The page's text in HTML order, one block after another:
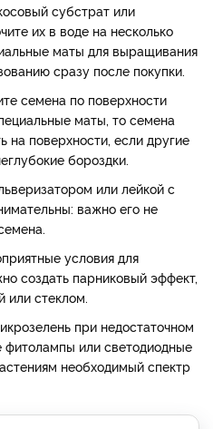
субстрат или
их в воде на несколько
маты для выращивания
сразу после покупки.
семена по поверхности
маты, то семена
на поверхности, если другие
бороздки.
или лейкой с
важно его не
условия для
создать парниковый эффект,
или стеклом.
при недостаточном
фитолампы или светодиодные
необходимый спектр